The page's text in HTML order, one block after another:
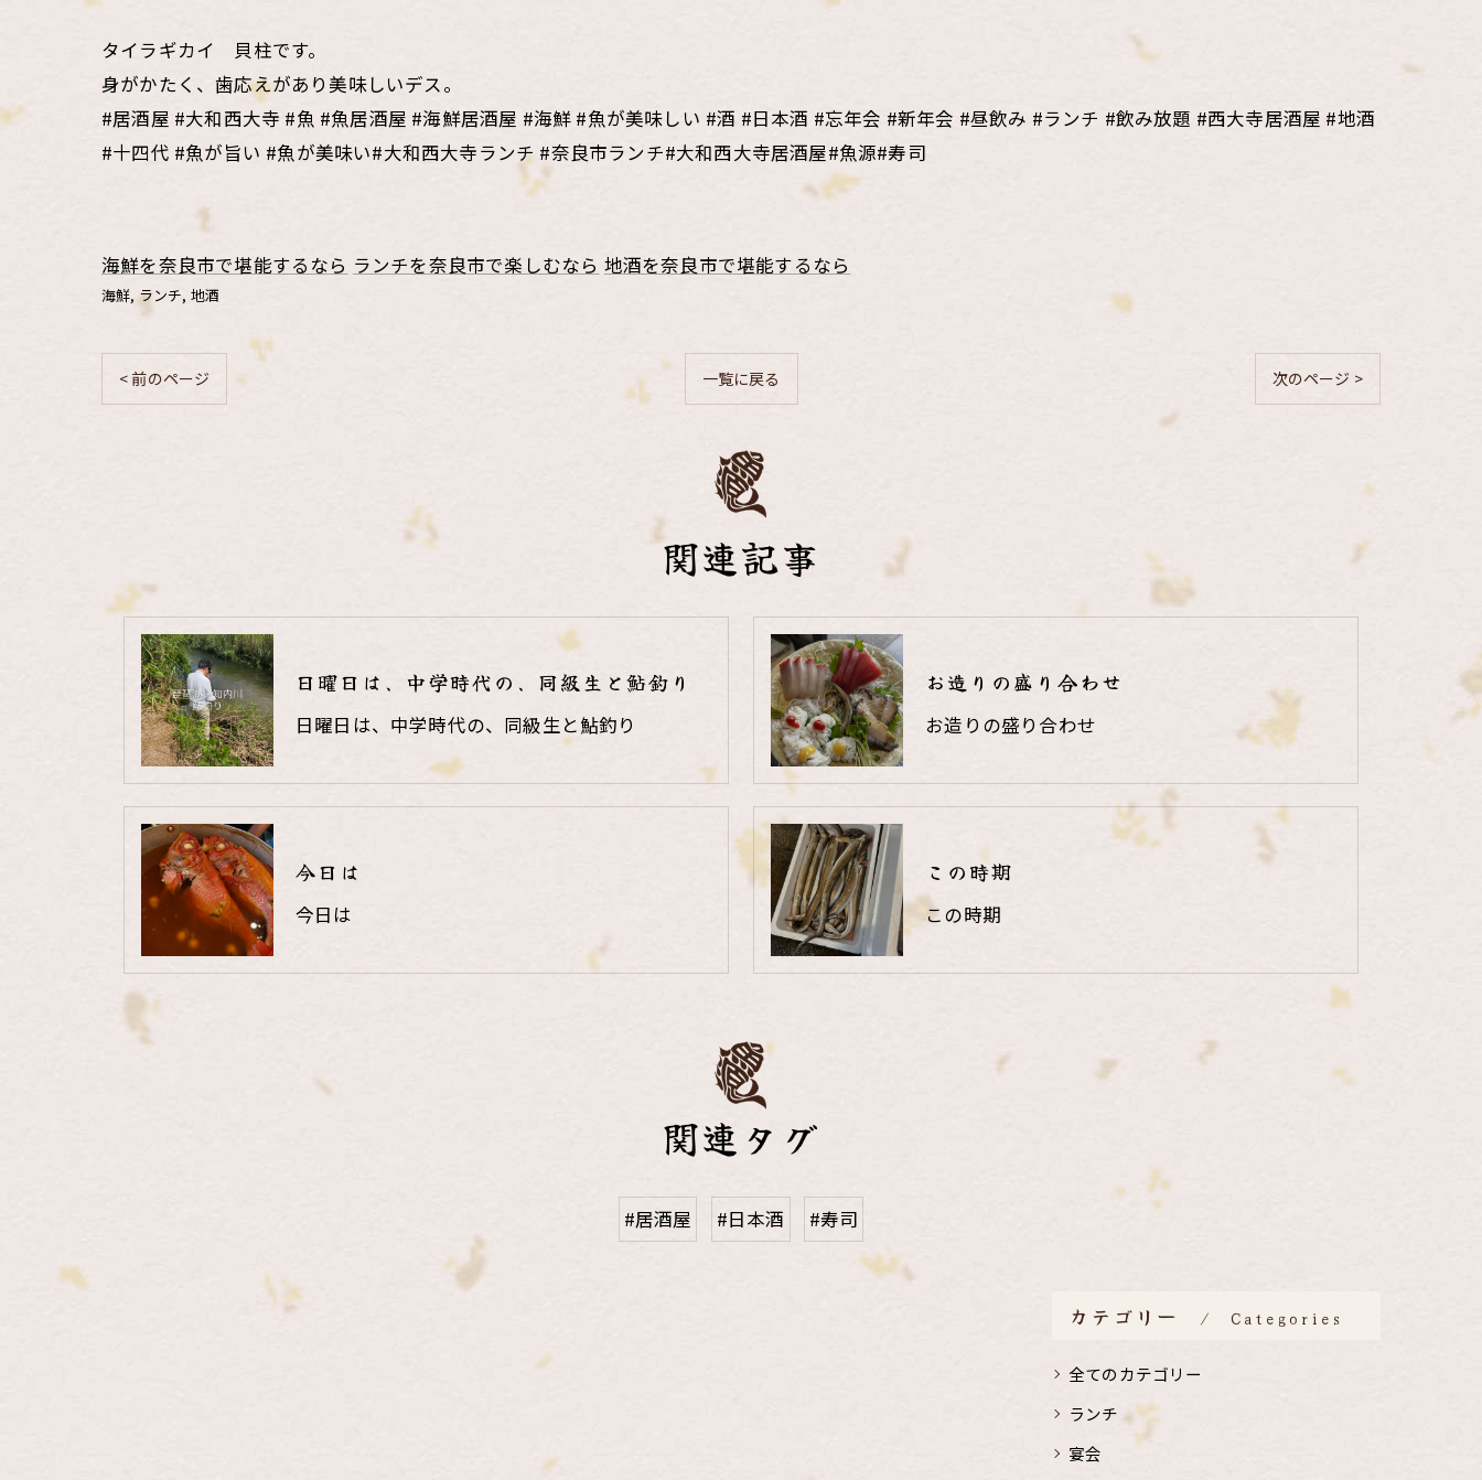
タイラギカイ 貝柱です。
身がかたく、歯応えがあり美味しいデス。
#居酒屋 #大和西大寺 #魚 #魚居酒屋 #海鮮居酒屋 #海鮮 #魚が美味しい #酒 #日本酒 #忘年会 #新年会 #昼飲み #ランチ #飲み放題 #西大寺居酒屋 #地酒
#十四代 #魚が旨い #魚が美味い#大和西大寺ランチ #奈良市ランチ#大和西大寺居酒屋#魚源#寿司
海鮮を奈良市で堪能するなら ランチを奈良市で楽しむなら 地酒を奈良市で堪能するなら
海鮮 ランチ 地酒
< 前のページ 一覧に戻る 次のページ >
関連記事
日曜日は、中学時代の、同級生と鮎釣り
日曜日は、中学時代の、同級生と鮎釣り
お造りの盛り合わせ
お造りの盛り合わせ
今日は
今日は
この時期
この時期
関連タグ
#居酒屋 #日本酒 #寿司
カテゴリー Categories
全てのカテゴリー
ランチ
宴会